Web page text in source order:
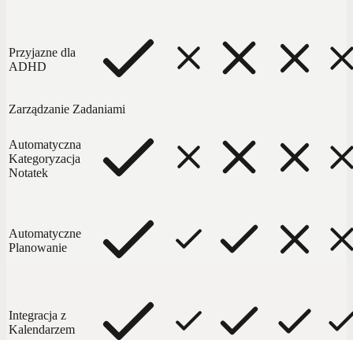
Przyjazne dla
ADHD
Zarządzanie Zadaniami
Automatyczna
Kategoryzacja
Notatek
Automatyczne
Planowanie
Integracja z
Kalendarzem